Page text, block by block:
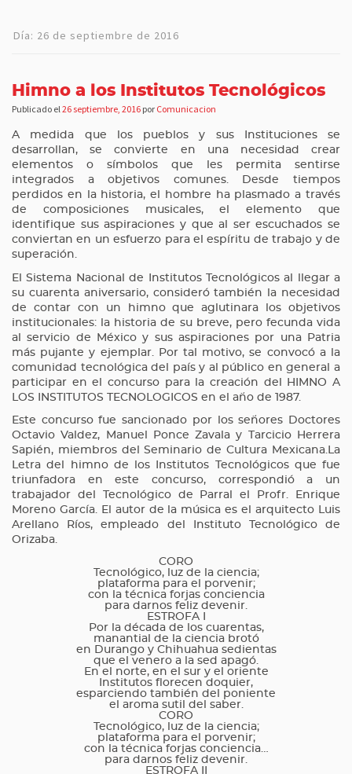
Día: 26 de septiembre de 2016
Himno a los Institutos Tecnológicos
Publicado el26 septiembre, 2016 por Comunicacion
A medida que los pueblos y sus Instituciones se
desarrollan, se convierte en una necesidad crear
elementos o símbolos que les permita sentirse
integrados a objetivos comunes. Desde tiempos
perdidos en la historia, el hombre ha plasmado a través
de composiciones musicales, el elemento que
identifique sus aspiraciones y que al ser escuchados se
conviertan en un esfuerzo para el espíritu de trabajo y de
superación.
El Sistema Nacional de Institutos Tecnológicos al llegar a
su cuarenta aniversario, consideró también la necesidad
de contar con un himno que aglutinara los objetivos
institucionales: la historia de su breve, pero fecunda vida
al servicio de México y sus aspiraciones por una Patria
más pujante y ejemplar. Por tal motivo, se convocó a la
comunidad tecnológica del país y al público en general a
participar en el concurso para la creación del HIMNO A
LOS INSTITUTOS TECNOLOGICOS en el año de 1987.
Este concurso fue sancionado por los señores Doctores
Octavio Valdez, Manuel Ponce Zavala y Tarcicio Herrera
Sapién, miembros del Seminario de Cultura Mexicana.La
Letra del himno de los Institutos Tecnológicos que fue
triunfadora en este concurso, correspondió a un
trabajador del Tecnológico de Parral el Profr. Enrique
Moreno García. El autor de la música es el arquitecto Luis
Arellano Ríos, empleado del Instituto Tecnológico de
Orizaba.
CORO
Tecnológico, luz de la ciencia;
plataforma para el porvenir;
con la técnica forjas conciencia
para darnos feliz devenir.
ESTROFA I
Por la década de los cuarentas,
manantial de la ciencia brotó
en Durango y Chihuahua sedientas
que el venero a la sed apagó.
En el norte, en el sur y el oriente
Institutos florecen doquier,
esparciendo también del poniente
el aroma sutil del saber.
CORO
Tecnológico, luz de la ciencia;
plataforma para el porvenir;
con la técnica forjas conciencia…
para darnos feliz devenir.
ESTROFA II